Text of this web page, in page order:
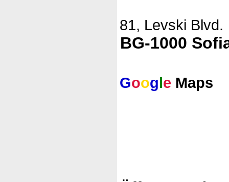
81, Levski Blvd.
BG-1000
Google Maps